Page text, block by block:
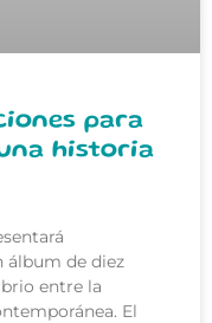
para
historia
álbum de diez
entre la
El